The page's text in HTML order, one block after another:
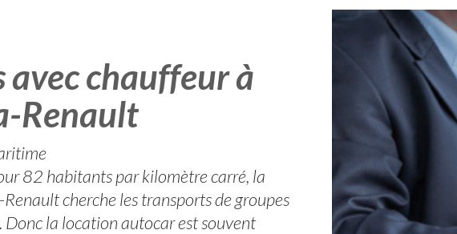
avec chauffeur à
Renault
82 habitants par kilomètre carré, la
cherche les transports de groupes
Donc la location autocar est souvent